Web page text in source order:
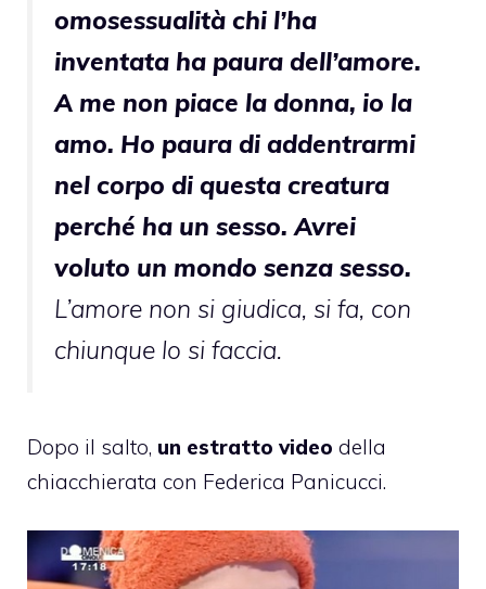
omosessualità chi l’ha
inventata ha paura dell’amore.
A me non piace la donna, io la
amo. Ho paura di addentrarmi
nel corpo di questa creatura
perché ha un sesso. Avrei
voluto un mondo senza sesso.
L’amore non si giudica, si fa, con
chiunque lo si faccia.
Dopo il salto, un estratto video della
chiacchierata con Federica Panicucci.